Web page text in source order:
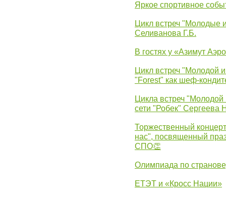
Яркое спортивное
Цикл встреч "Молодые
Селиванова Г.Б.
В гостях у «Азимут
Цикл встреч "Молодой
"Forest" как шеф-
Цикла встреч
сети "Робек" Сергеева
Торжественный
нас", посвященный
СПО👏
Олимпиада по
ЕТЭТ и «Кросс Нации»